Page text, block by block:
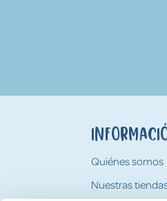
Quiénes somos
Nuestras